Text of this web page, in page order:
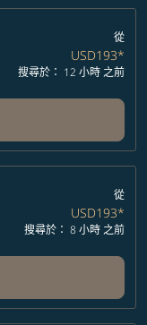
從
USD193*
搜尋於： 12 小時 之前
從
USD193*
搜尋於： 8 小時 之前